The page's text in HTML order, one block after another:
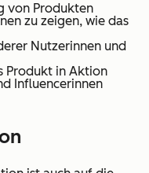
von Produkten
zu zeigen, wie das
Nutzerinnen und
Produkt in Aktion
Influencerinnen